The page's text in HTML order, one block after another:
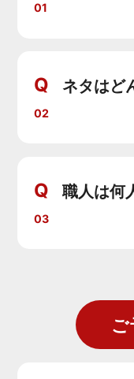
01
Q
02
ネタはど
Q
03
職人は何